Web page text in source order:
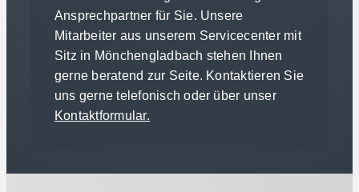
Ansprechpartner für Sie. Unsere
Mitarbeiter aus unserem Servicecenter mit
Sitz in Mönchengladbach stehen Ihnen
gerne beratend zur Seite. Kontaktieren Sie
uns gerne telefonisch oder über unser
Kontaktformular.